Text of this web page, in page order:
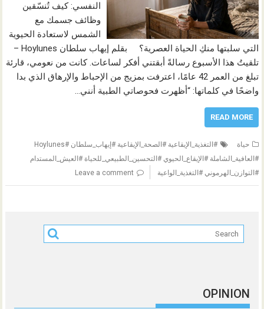
النفسي: كيف تُنسّقين
وظائف جسمك مع
الشمس لاستعادة الحيوية
التي سلبتها منكِ الحياة العصرية؟ بقلم إيهاب سلطان Hoylunes –
تلقيتُ هذا الأسبوع رسالةً أبقتني أفكر لساعات. كانت من نعومي، قارئة
تبلغ من العمر 42 عامًا، اعترفت بمزيج من الإحباط والإرهاق الذي بدا
واضحًا في كلماتها: “أظهرت فحوصاتي الطبية أنني…
READ MORE
حياة
#التغذية_الإيقاعية #الصحة_الإيقاعية #إيهاب_سلطان #Hoylunes
#العافية_الشاملة #الإيقاع_الحيوي #التحسين_الطبيعي_للحياة #العيش_المستدام
#التوازن_الهرموني #التغذية_الواعية
Leave a comment
OPINION